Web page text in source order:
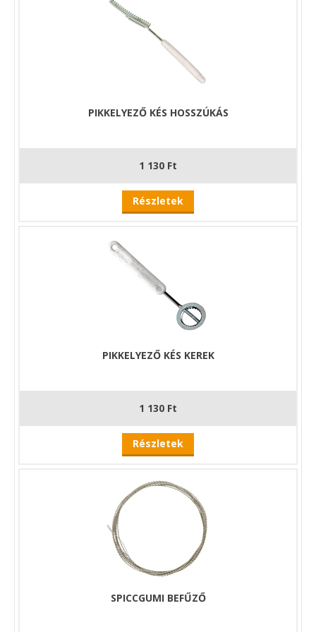
PIKKELYEZŐ KÉS HOSSZÚKÁS
1 130 Ft
Részletek
PIKKELYEZŐ KÉS KEREK
1 130 Ft
Részletek
SPICCGUMI BEFŰZŐ